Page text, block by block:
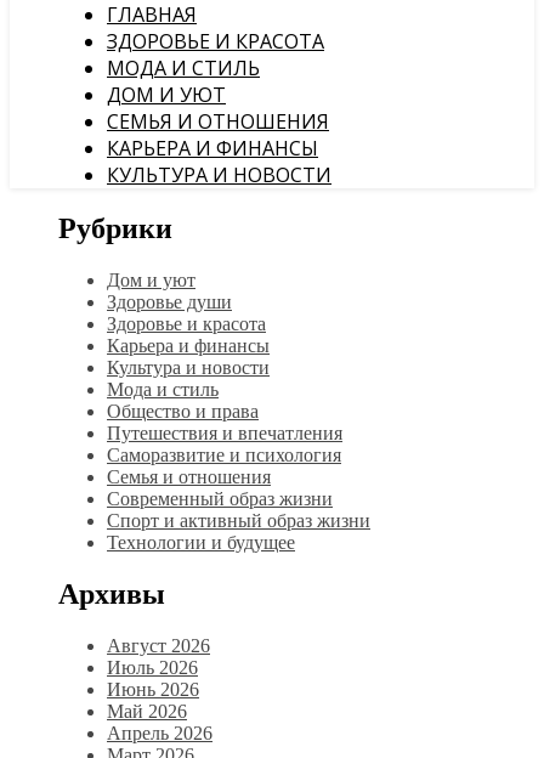
ГЛАВНАЯ
ЗДОРОВЬЕ И КРАСОТА
МОДА И СТИЛЬ
ДОМ И УЮТ
СЕМЬЯ И ОТНОШЕНИЯ
КАРЬЕРА И ФИНАНСЫ
КУЛЬТУРА И НОВОСТИ
Рубрики
Дом и уют
Здоровье души
Здоровье и красота
Карьера и финансы
Культура и новости
Мода и стиль
Общество и права
Путешествия и впечатления
Саморазвитие и психология
Семья и отношения
Современный образ жизни
Спорт и активный образ жизни
Технологии и будущее
Архивы
Август 2026
Июль 2026
Июнь 2026
Май 2026
Апрель 2026